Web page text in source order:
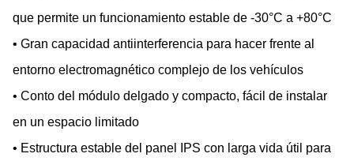
que permite un funcionamiento estable de -30°C a +80°C
• Gran capacidad antiinterferencia para hacer frente al
entorno electromagnético complejo de los vehículos
• Conto del módulo delgado y compacto, fácil de instalar
en un espacio limitado
• Estructura estable del panel IPS con larga vida útil para